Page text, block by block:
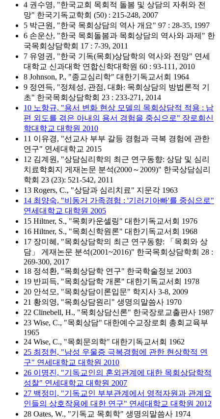
4 권수영, "한국교회 목회적 돌봄 및 상담의 자취와 전
망" 한국기독교학회 (50) : 215-248, 2007
5 박근원, "한국 목회상담의 역사 개요" 97 : 28-35, 1997
6 손운산, "한국 목회돌봄과 목회상담의 역사와 과제" 한
국목회상담학회 17 : 7-39, 2011
7 유영권, "한국 기독(목회)상담학의 역사와 전망" 연세
대학교 신과대학 연합신학대학원 60 : 93-111, 2010
8 Johnson, P., "종교심리학" 대한기독교서회 1964
9 정연득, "정체성, 관점, 대화: 목회상담의 방법론적 기
초" 한국목회상담학회 23 : 233-271, 2014
10 노항규, "용서 변화 현상 모델의 목회상담적 적용 : 남
편 외도를 겪은 아내의 용서 경험을 중심으로" 장로회신
학대학교 대학원 2010
11 이유경, "선교사 부부 갈등 경험과 극복 경험에 관한
연구" 연세대학교 2015
12 김계원, "상담심리학의 최근 연구동향: 상담 및 심리
치료학회지 게재논문 분석(2000～2009)" 한국상담심리
학회 23 (23): 521-542, 2011
13 Rogers, C., "상담과 심리치료" 지문각 1963
14 최양숙, "비동거 가족경험 : '기러기아빠'를 중심으로"
연세대학교 대학원 2005
15 Hiltner, S., "목회카운셀링" 대한기독교서회 1976
16 Hiltner, S., "목회신학원론" 대한기독교서회 1968
17 장미혜, "목회상담학의 최근 연구동향: 「목회와 상
담」 게재논문 분석(2001~2016)" 한국목회상담학회 28 :
269-300, 2017
18 정석환, "목회상담학 연구" 한국학술정보 2003
19 반피득, "목회상담학 개론" 대한기독교서회 1978
20 안석모, "목회상담이론입문" 학지사 3-8, 2009
21 황의영, "목회상담원리" 생명의말씀사 1970
22 Clinebell, H., "목회상담신론" 한국장로교출판사 1987
23 Wise, C., "목회상담" 대한예수교장로회 총회교육부
1965
24 Wise, C., "목회문의학" 대한기독교서회 1962
25 최정헌, "남성 우울증 극복경험에 관한 현상학적 연
구" 연세대학교 대학원 2010
26 이명진, "기독교인의 혼외관계에 대한 목회상담학적
성찰" 연세대학교 대학원 2007
27 백정미, "기독교인 부부관계에서 영적자원과 관계요
인들의 상호작용에 대한 연구" 연세대학교 대학원 2012
28 Oates, W., "기독교 목회학" 생명의말씀사 1974